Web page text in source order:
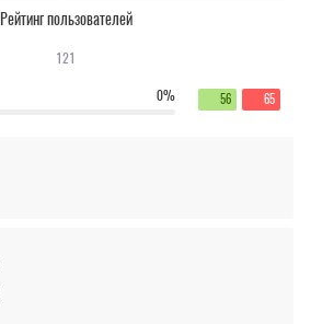
Рейтинг пользователей
121
0% 56 65